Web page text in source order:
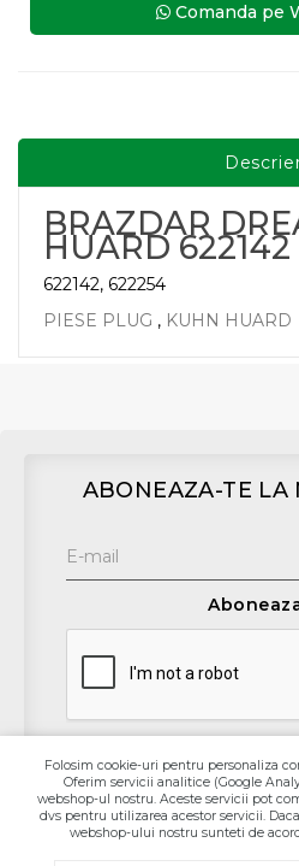
Comanda pe
BRAZDAR
HUARD 622142
622142, 622254
PIESE PLUG , KUHN HUARD
ABONEAZA-TE LA
Contact
Folosim cookie-uri pentru personaliza
Oferim servicii analitice (Google
webshop-ul nostru. Aceste servicii pot
dvs pentru utilizarea acestor servicii.
webshop-ului nostru sunteti de